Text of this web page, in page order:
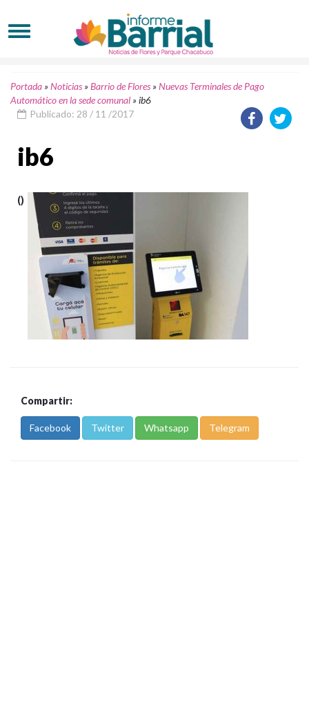
Portada »Noticias »Barrio de Flores »Nuevas Terminales de Pago
Automático en la sede comunal »ib6
Publicado: 28 / 11 /2017
ib6
()
Compartir:
Facebook Twitter Whatsapp Telegram